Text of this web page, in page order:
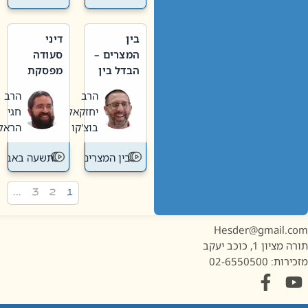
בין
המצרים –
הבדל בין
חדשה
לישנה
הרב
יחזקאל
בוצ'קו
בין המצרים
דיני
סעודה
מפסקת
תשעה
באב
הרב
חגי
הראל
תשעה באב
1, כוכב יעקב
02-6550500